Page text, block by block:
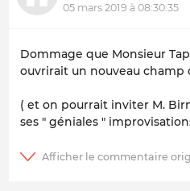
05 mars 2019 à 08:30:35
Dommage que Monsieur
ouvrirait un nouveau champ
( et on pourrait inviter M.
ses " géniales "